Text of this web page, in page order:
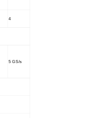
4
5 GS/s